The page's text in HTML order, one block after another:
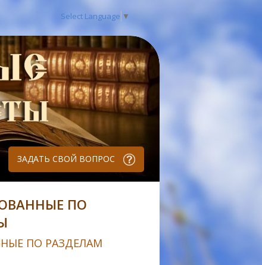
Select Language ▼
ЗАДАТЬ СВОЙ ВОПРОС
ПО
ПО РАЗДЕЛАМ